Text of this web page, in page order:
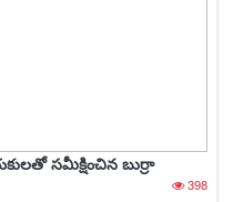
సమీక్షించిన బుర్రా
398